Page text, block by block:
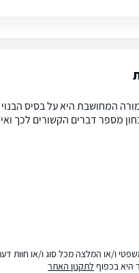
מספר דברים הקשורים לכך
משפטי ו/או המלצה מכל סוג ו/או
היא בכפוף לתקנון האתר